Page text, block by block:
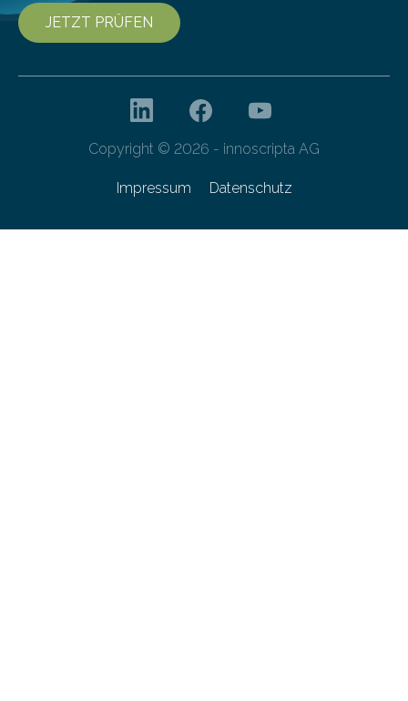
JETZT PRÜFEN
Copyright © 2026 - innoscripta AG
Impressum Datenschutz